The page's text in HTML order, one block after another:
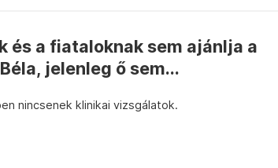
és a fiataloknak sem ajánlja a
jelenleg ő sem...
nincsenek klinikai vizsgálatok.